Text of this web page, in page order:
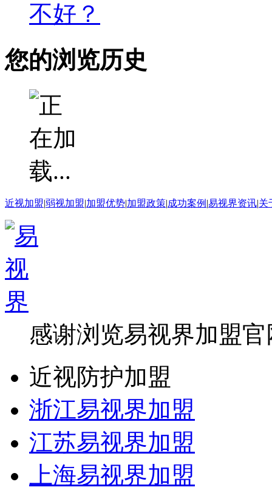
不好？
您的浏览历史
近视加盟|弱视加盟|加盟优势|加盟政策|成功案例 |易视界资讯|关
感谢浏览易视界加盟官
近视防护加盟
浙江易视界加盟
江苏易视界加盟
上海易视界加盟